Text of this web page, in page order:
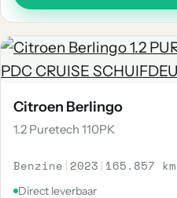
Citroen Berlingo
1.2 Puretech 110PK
Benzine | 2023 | 165.857 km
Direct leverbaar